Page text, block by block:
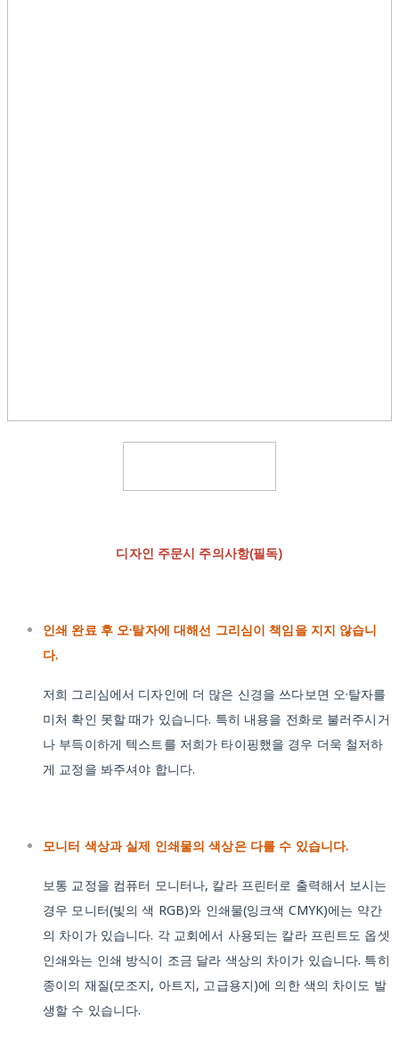
디자인 주문시 주의사항(필독)
인쇄 완료 후 오·탈자에 대해선 그리심이 책임을 지지 않습니
다.
저희 그리심에서 디자인에 더 많은 신경을 쓰다보면 오·탈자를
미처 확인 못할 때가 있습니다. 특히 내용을 전화로 불러주시거
나 부득이하게 텍스트를 저희가 타이핑했을 경우 더욱 철저하
게 교정을 봐주셔야 합니다.
모니터 색상과 실제 인쇄물의 색상은 다를 수 있습니다.
보통 교정을 컴퓨터 모니터나, 칼라 프린터로 출력해서 보시는
경우 모니터(빛의 색 RGB)와 인쇄물(잉크색 CMYK)에는 약간
의 차이가 있습니다. 각 교회에서 사용되는 칼라 프린트도 옵셋
인쇄와는 인쇄 방식이 조금 달라 색상의 차이가 있습니다. 특히
종이의 재질(모조지, 아트지, 고급용지)에 의한 색의 차이도 발
생할 수 있습니다.